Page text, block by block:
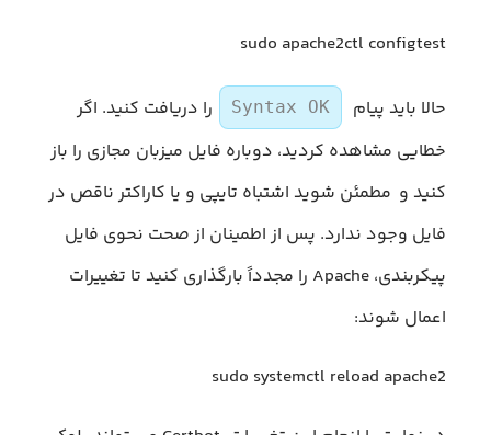
sudo apache2ctl configtest
حالا باید پیام Syntax OK
را دریافت کنید. اگر
خطایی مشاهده کردید، دوباره فایل میزبان مجازی را باز
کنید و مطمئن شوید اشتباه تایپی و یا کاراکتر ناقص در
فایل وجود ندارد. پس از اطمینان از صحت نحوی فایل
پیکربندی، Apache را مجدداً بارگذاری کنید تا تغییرات
اعمال شوند:
sudo systemctl reload apache2